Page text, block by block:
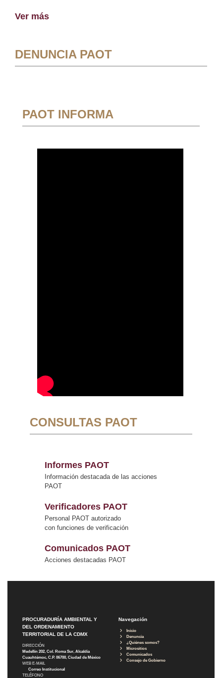
Ver más
DENUNCIA PAOT
PAOT INFORMA
CONSULTAS PAOT
Informes PAOT
Información destacada de las acciones
PAOT
Verificadores PAOT
Personal PAOT autorizado
con funciones de verificación
Comunicados PAOT
Acciones destacadas PAOT
PROCURADURÍA AMBIENTAL Y
DEL ORDENAMIENTO
TERRITORIAL DE LA CDMX
DIRECCIÓN
Medellín 202, Col. Roma Sur, Alcaldía
Cuauhtémoc, C.P. 06700, Ciudad de México
WEB E-MAIL
Correo Institucional
TELÉFONO
Navegación
Inicio
Denuncia
¿Quiénes somos?
Micrositios
Comunicados
Consejo de Gobierno